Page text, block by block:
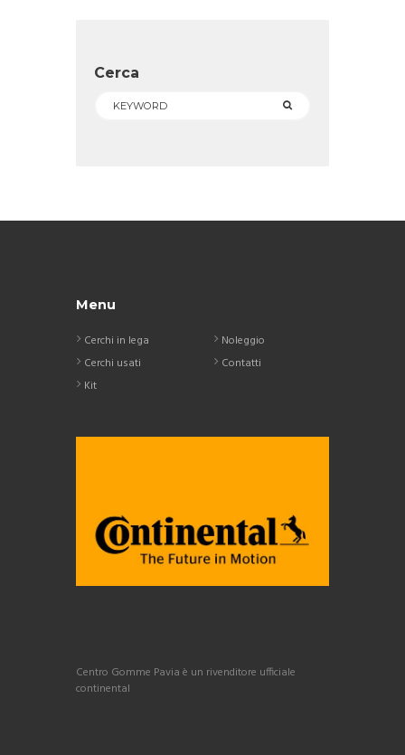
Cerca
Menu
Cerchi in lega
Cerchi usati
Kit
Noleggio
Contatti
Centro Gomme Pavia è un rivenditore ufficiale
continental